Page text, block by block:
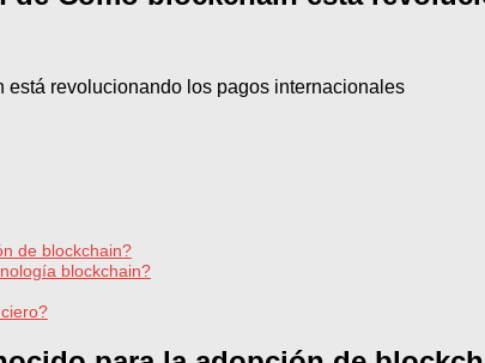
de blockchain?
blockchain?